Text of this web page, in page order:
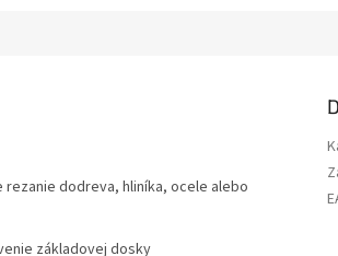
dodreva, hliníka, ocele alebo
základovej dosky